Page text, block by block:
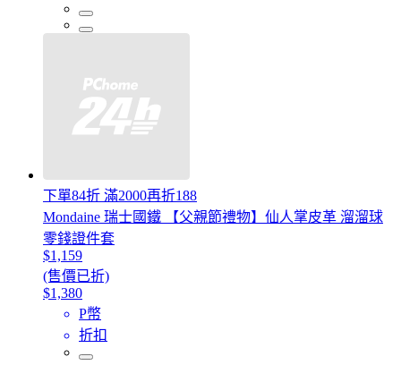
下單84折 滿2000再折188
Mondaine 瑞士國鐵 【父親節禮物】仙人掌皮革 溜溜球
零錢證件套
$1,159
(售價已折)
$1,380
P幣
折扣